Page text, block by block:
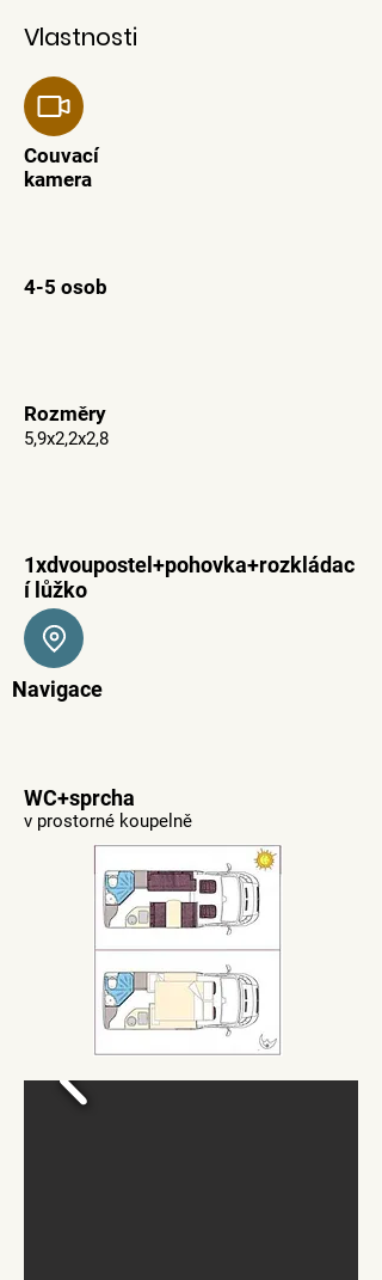
Vlastnosti
Couvací
kamera
4-5 osob
Rozměry
5,9x2,2x2,8
1xdvoupostel+pohovka+rozkládac
í lůžko
Navigace
WC+sprcha
v prostorné koupelně